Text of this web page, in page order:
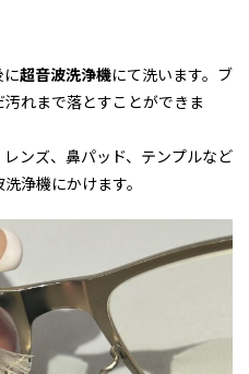
超音波洗浄機にて洗います。ブ
れまで落とすことができま
ンズ、鼻パッド、テンプルなど
浄機にかけます。